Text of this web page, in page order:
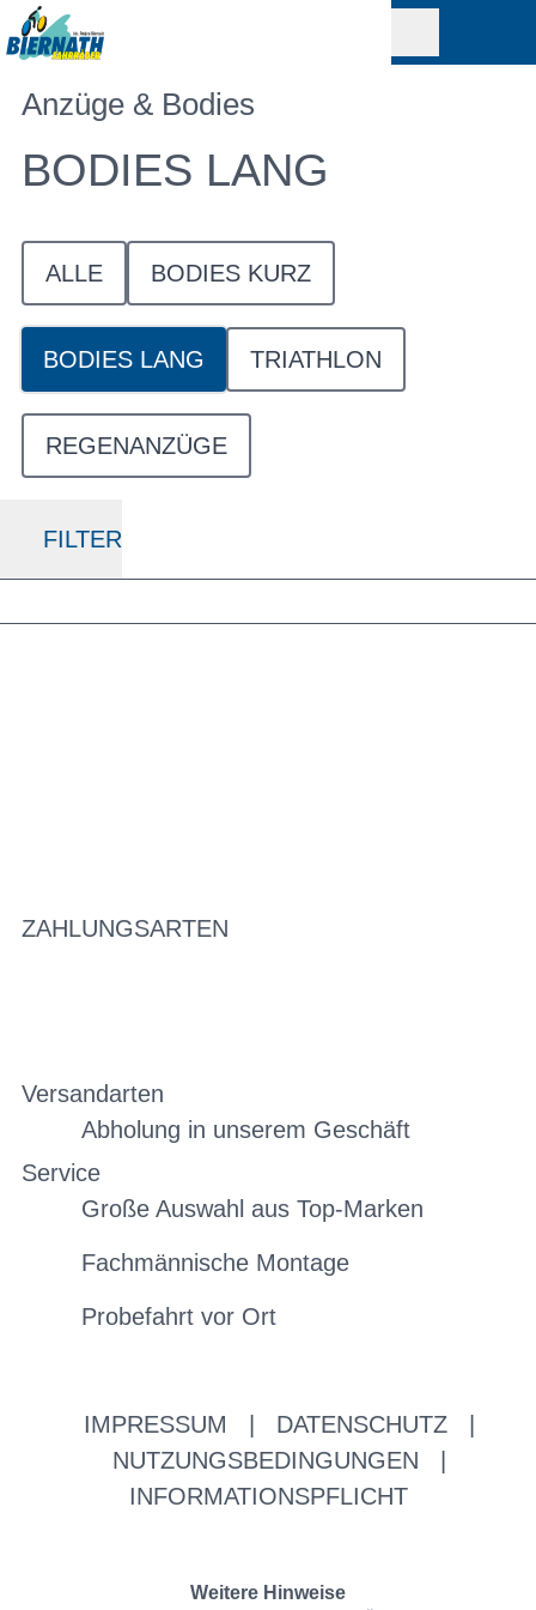
Anzüge & Bodies
BODIES LANG
ALLE BODIES KURZ
BODIES LANG TRIATHLON
REGENANZÜGE
FILTER
ZAHLUNGSARTEN
Versandarten
Abholung in unserem Geschäft
Service
Große Auswahl aus Top-Marken
Fachmännische Montage
Probefahrt vor Ort
IMPRESSUM DATENSCHUTZ
NUTZUNGSBEDINGUNGEN
INFORMATIONSPFLICHT
Weitere Hinweise